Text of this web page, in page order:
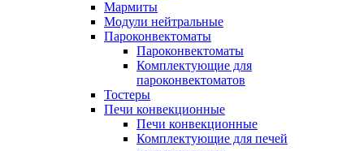
Мармиты
Модули нейтральные
Пароконвектоматы
Пароконвектоматы
Комплектующие для
пароконвектоматов
Тостеры
Печи конвекционные
Печи конвекционные
Комплектующие для печей